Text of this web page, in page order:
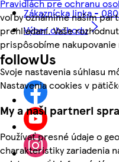
Pravidlách pre ochranu
voľby oznámime našim
prehliadaní. Vaše
prispôsobíme nakupovanie
Svoje nastavenia súhlasu
Nastavenia cookies v
My a naši partneri
Používať presné údaje o
charakteristiky zariadenia
Zákaznícka linka -
Výber obchodu
followUs